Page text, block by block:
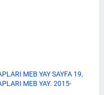
MEB YAY SAYFA 19
MEB YAY. 2015-